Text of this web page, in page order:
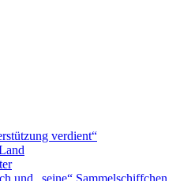
verdient“
und „seine“ Sammelschiffchen